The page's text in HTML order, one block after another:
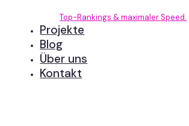
Top-Rankings & maximaler Speed.
Projekte
Blog
Über uns
Kontakt